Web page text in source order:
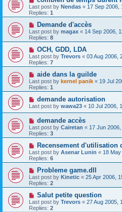
Last post by Nendas « 17 Sep 2006,
Replies: 1
Demande d'accès
Last post by magax « 14 Sep 2006,
Replies: 8
OCH, GDD, LDA
Last post by Trevors « 03 Aug 2006,
Replies: 7
aide dans la guilde
Last post by kernel panik « 19 Jul
Replies: 1
demande autorisation
Last post by wawa23 « 10 Jul 2006,
demande accès
Last post by Cairetan « 17 Jun 2006,
Replies: 3
Recensement d'utilisation
Last post by Asenar Lunin « 18
Replies: 6
Probleme game.dll
Last post by Kinetic « 25 Apr 2006,
Replies: 2
Salut petite question
Last post by Trevors « 27 Aug 2005,
Replies: 2